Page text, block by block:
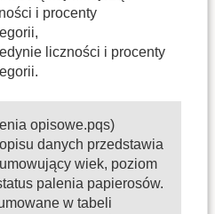
i procenty
liczności i procenty
opisowe.pqs)
danych przedstawia
wiek, poziom
palenia papierosów.
w tabeli